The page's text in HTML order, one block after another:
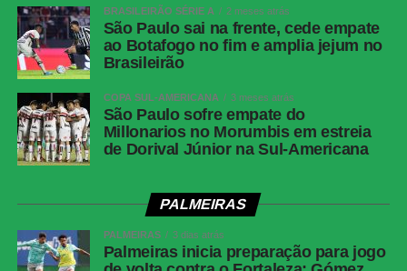
BRASILEIRÃO SÉRIE A 2 meses atrás
São Paulo sai na frente, cede empate
ao Botafogo no fim e amplia jejum no
Brasileirão
COPA SUL-AMERICANA 3 meses atrás
São Paulo sofre empate do
Millonarios no Morumbis em estreia
de Dorival Júnior na Sul-Americana
PALMEIRAS
PALMEIRAS 3 dias atrás
Palmeiras inicia preparação para jogo